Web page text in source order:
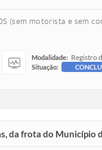
(sem motorista e
Modalidade: Registro
Situação:
da frota do Município